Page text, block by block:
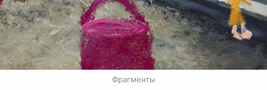
Фрагменты